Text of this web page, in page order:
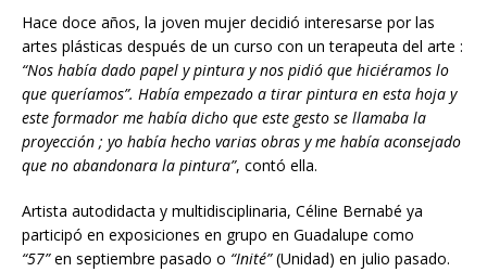
Hace doce años, la joven mujer decidió interesarse por las
artes plásticas después de un curso con un terapeuta del arte :
“Nos había dado papel y pintura y nos pidió que hiciéramos lo
que queríamos”. Había empezado a tirar pintura en esta hoja y
este formador me había dicho que este gesto se llamaba la
proyección ; yo había hecho varias obras y me había aconsejado
que no abandonara la pintura”, contó ella.
Artista autodidacta y multidisciplinaria, Céline Bernabé ya
participó en exposiciones en grupo en Guadalupe como
“57”en septiembre pasado o “Inité”(Unidad) en julio pasado.